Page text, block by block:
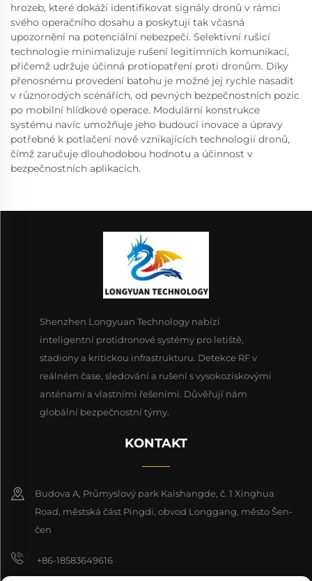
hrozeb, které dokáží identifikovat signály dronů v rámci
svého operačního dosahu a poskytují tak včasná
upozornění na potenciální nebezpečí. Selektivní rušicí
technologie minimalizuje rušení legitimních komunikací,
přičemž udržuje účinná protiopatření proti dronům. Díky
přenosnému provedení batohu je možné jej rychle nasadit
v různorodých scénářích, od pevných bezpečnostních pozic
po mobilní hlídkové operace. Modulární konstrukce
systému navíc umožňuje jeho budoucí inovace a úpravy
potřebné k potlačení nově vznikajících technologií dronů,
čímž zaručuje dlouhodobou hodnotu a účinnost v
bezpečnostních aplikacích.
Shenzhen Longyuan Technology nabízí
inteligentní protidronové systémy pro letiště,
stadiony a kritickou infrastrukturu. Detekce RF v
reálném čase, sledování a rušení s vysokoziskovými
anténami a vlastními řešeními. Důvěřují nám
globální bezpečnostní týmy.
KONTAKT
Budova A, Průmyslový park Kaishangde, č. 1 Xinghua
Road, městská část Pingdi, obvod Longgang, město Šen-
čen
+86-18583649616